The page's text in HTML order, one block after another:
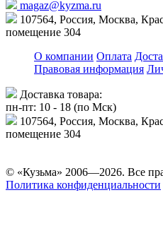
magaz@kyzma.ru
107564, Россия, Москва,
помещение 304
О компании Оплата
Правовая информация
Доставка товара:
пн-пт: 10 - 18 (по Мск)
107564, Россия, Москва,
помещение 304
© «Кузьма» 2006—2026. Все
Политика конфиденциальности